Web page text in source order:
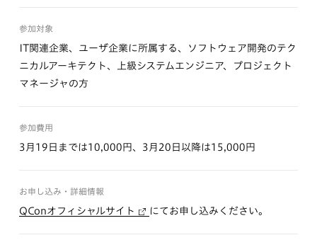
参加対象
IT関連企業、ユーザ企業に所属する、ソフトウェア開発のテク
ニカルアーキテクト、上級システムエンジニア、プロジェクト
マネージャの方
参加費用
3月19日までは10,000円、3月20日以降は15,000円
お申し込み・詳細情報
QConオフィシャルサイト にてお申し込みください。